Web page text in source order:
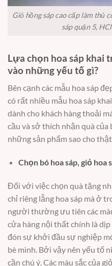
Giỏ hồng sáp cao cấp làm thủ
sáp quận 5,
Lựa chọn hoa sáp
vào những yếu tố gì?
Bên cạnh các mẫu hoa sáp
có rất nhiều mẫu hoa sáp
dành cho khách hàng thoải
cầu và sở thích nhận quà của
những sản phẩm sao cho
Chọn bó hoa sáp, giỏ
Đối với việc chọn quà tặng
chỉ riêng lẵng hoa sáp mà ở
người thường ưu tiên các
cửa hàng nội thất chính là
đón sự khởi đầu sự nghiệp
bè mình. Bởi vậy nên yếu tố
cần chú ý. Các màu sắc của